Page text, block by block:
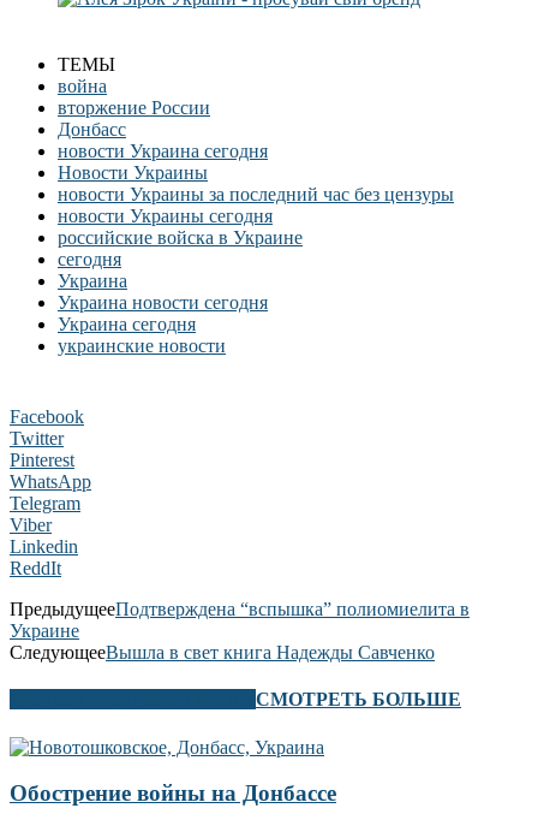
ТЕМЫ
война
вторжение России
Донбасс
новости Украина сегодня
Новости Украины
новости Украины за последний час без цензуры
новости Украины сегодня
российские войска в Украине
сегодня
Украина
Украина новости сегодня
Украина сегодня
украинские новости
Facebook
Twitter
Pinterest
WhatsApp
Telegram
Viber
Linkedin
ReddIt
ПредыдущееПодтверждена “вспышка” полиомиелита в
Украине
СледующееВышла в свет книга Надежды Савченко
СМОТРЕТЬ БОЛЬШЕ
Обострение войны на Донбассе